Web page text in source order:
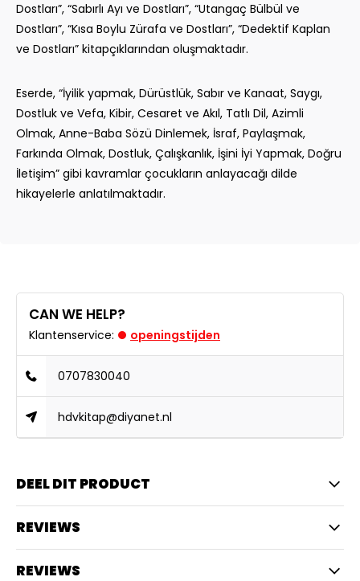
Dostları”, “Sabırlı Ayı ve Dostları”, “Utangaç Bülbül ve
Dostları”, “Kısa Boylu Zürafa ve Dostları”, “Dedektif Kaplan
ve Dostları” kitapçıklarından oluşmaktadır.
Eserde, “İyilik yapmak, Dürüstlük, Sabır ve Kanaat, Saygı,
Dostluk ve Vefa, Kibir, Cesaret ve Akıl, Tatlı Dil, Azimli
Olmak, Anne-Baba Sözü Dinlemek, İsraf, Paylaşmak,
Farkında Olmak, Dostluk, Çalışkanlık, İşini İyi Yapmak, Doğru
İletişim” gibi kavramlar çocukların anlayacağı dilde
hikayelerle anlatılmaktadır.
CAN WE HELP?
Klantenservice: openingstijden
0707830040
hdvkitap@diyanet.nl
DEEL DIT PRODUCT
REVIEWS
REVIEWS